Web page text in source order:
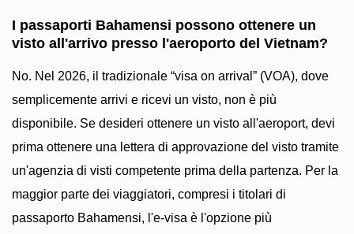
I passaporti Bahamensi possono ottenere un
visto all'arrivo presso l'aeroporto del Vietnam?
No. Nel 2026, il tradizionale “visa on arrival” (VOA), dove
semplicemente arrivi e ricevi un visto, non è più
disponibile. Se desideri ottenere un visto all'aeroport, devi
prima ottenere una lettera di approvazione del visto tramite
un'agenzia di visti competente prima della partenza. Per la
maggior parte dei viaggiatori, compresi i titolari di
passaporto Bahamensi, l'e-visa è l'opzione più